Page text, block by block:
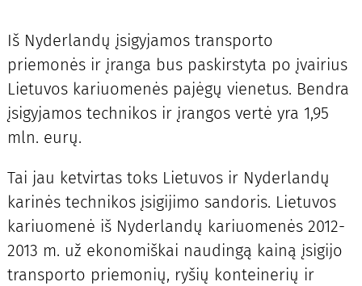
Iš Nyderlandų įsigyjamos transporto
priemonės ir įranga bus paskirstyta po įvairius
Lietuvos kariuomenės pajėgų vienetus. Bendra
įsigyjamos technikos ir įrangos vertė yra 1,95
mln. eurų.
Tai jau ketvirtas toks Lietuvos ir Nyderlandų
karinės technikos įsigijimo sandoris. Lietuvos
kariuomenė iš Nyderlandų kariuomenės 2012-
2013 m. už ekonomiškai naudingą kainą įsigijo
transporto priemonių, ryšių konteinerių ir